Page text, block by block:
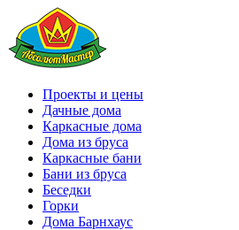
Проекты и цены
Дачные дома
Каркасные дома
Дома из бруса
Каркасные бани
Бани из бруса
Беседки
Горки
Дома Барнхаус